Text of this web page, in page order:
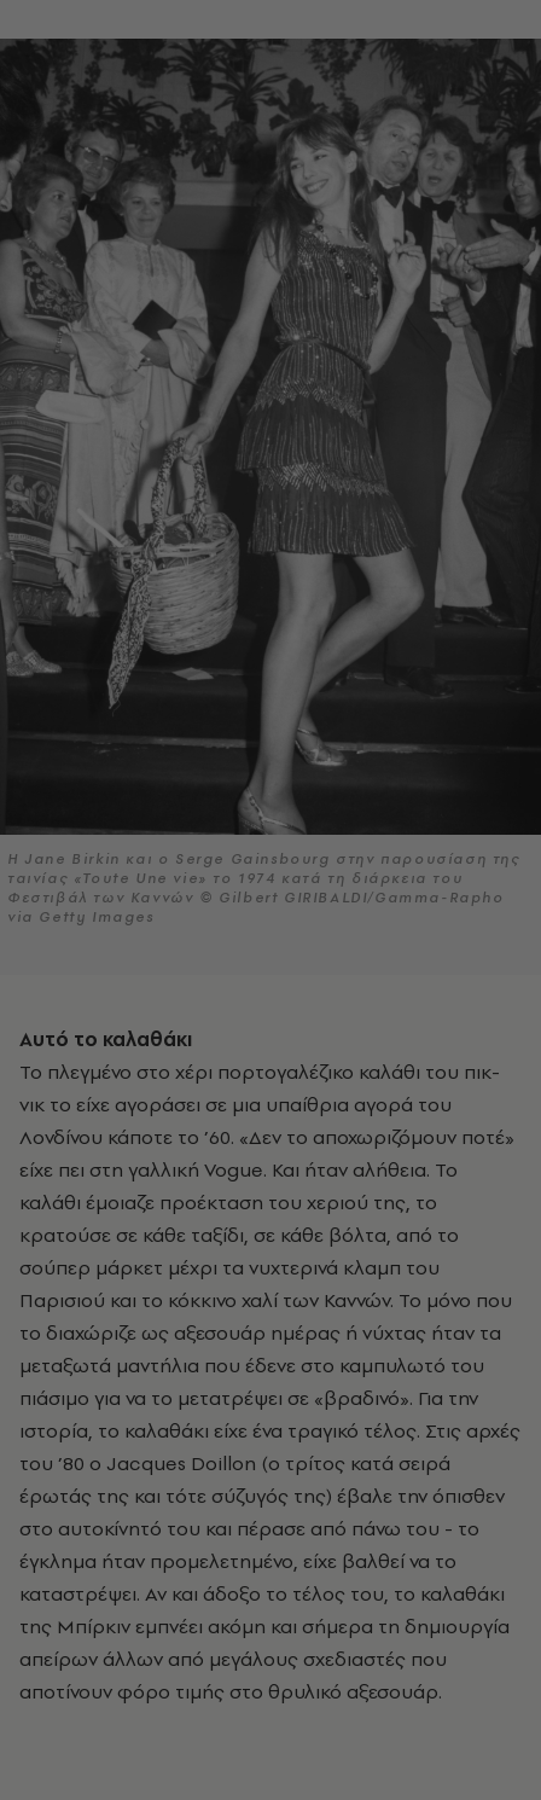
Η Jane Birkin και ο Serge Gainsbourg στην παρουσίαση της
ταινίας «Toute Une vie» το 1974 κατά τη διάρκεια του
Φεστιβάλ των Καννών © Gilbert GIRIBALDI/Gamma-Rapho
via Getty Images
Αυτό το καλαθάκι
Το πλεγμένο στο χέρι πορτογαλέζικο καλάθι του πικ-
νικ το είχε αγοράσει σε μια υπαίθρια αγορά του
Λονδίνου κάποτε το ’60. «Δεν το αποχωριζόμουν ποτέ»
είχε πει στη γαλλική Vogue. Και ήταν αλήθεια. Το
καλάθι έμοιαζε προέκταση του χεριού της, το
κρατούσε σε κάθε ταξίδι, σε κάθε βόλτα, από το
σούπερ μάρκετ μέχρι τα νυχτερινά κλαμπ του
Παρισιού και το κόκκινο χαλί των Καννών. Το μόνο που
το διαχώριζε ως αξεσουάρ ημέρας ή νύχτας ήταν τα
μεταξωτά μαντήλια που έδενε στο καμπυλωτό του
πιάσιμο για να το μετατρέψει σε «βραδινό». Για την
ιστορία, το καλαθάκι είχε ένα τραγικό τέλος. Στις αρχές
του ’80 ο Jacques Doillon (ο τρίτος κατά σειρά
έρωτάς της και τότε σύζυγός της) έβαλε την όπισθεν
στο αυτοκίνητό του και πέρασε από πάνω του - το
έγκλημα ήταν προμελετημένο, είχε βαλθεί να το
καταστρέψει. Αν και άδοξο το τέλος του, το καλαθάκι
της Μπίρκιν εμπνέει ακόμη και σήμερα τη δημιουργία
απείρων άλλων από μεγάλους σχεδιαστές που
αποτίνουν φόρο τιμής στο θρυλικό αξεσουάρ.